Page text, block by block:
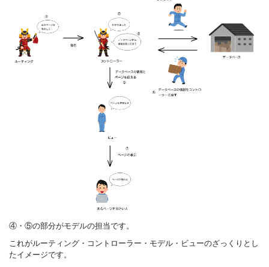
④・⑤の部分がモデルの担当です。
これがルーティング・コントローラー・モデル・ビューのざっくりとし
たイメージです。